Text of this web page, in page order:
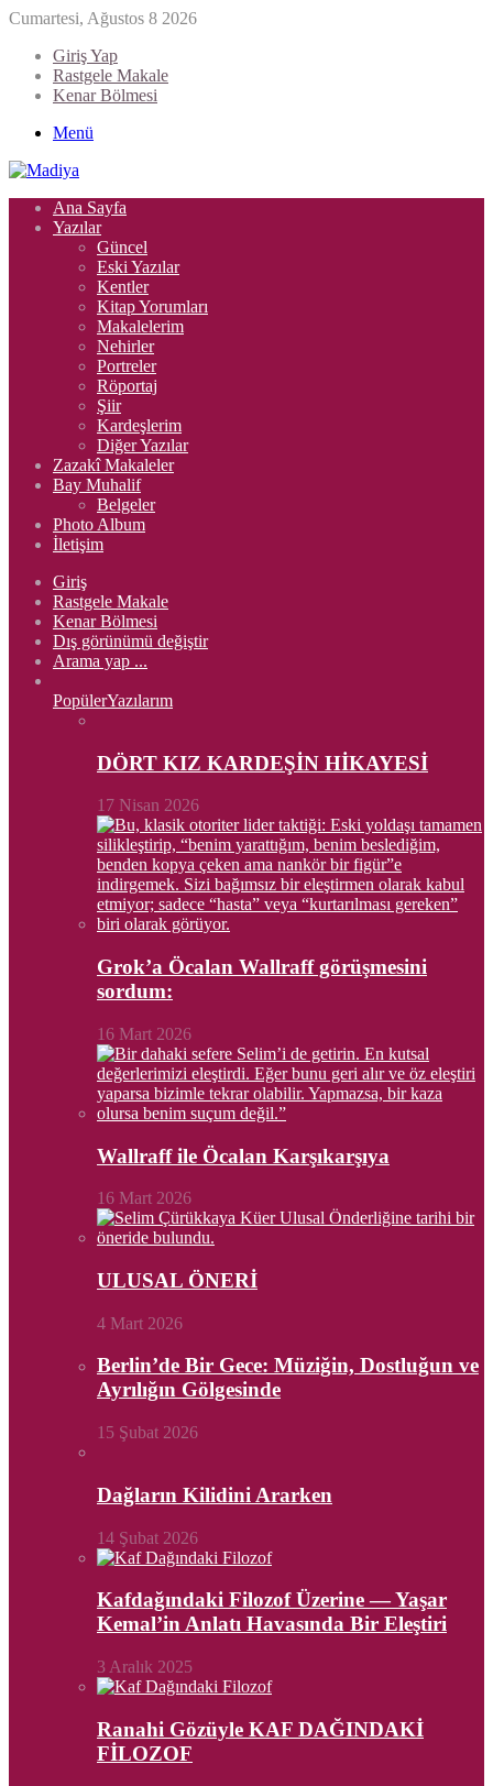
Cumartesi, Ağustos 8 2026
Giriş Yap
Rastgele Makale
Kenar Bölmesi
Menü
Ana Sayfa
Yazılar
Güncel
Eski Yazılar
Kentler
Kitap Yorumları
Makalelerim
Nehirler
Portreler
Röportaj
Şiir
Kardeşlerim
Diğer Yazılar
Zazakî Makaleler
Bay Muhalif
Belgeler
Photo Album
İletişim
Giriş
Rastgele Makale
Kenar Bölmesi
Dış görünümü değiştir
Arama yap ...
PopülerYazılarım
DÖRT KIZ KARDEŞİN HİKAYESİ
17 Nisan 2026
Grok’a Öcalan Wallraff görüşmesini
sordum:
16 Mart 2026
Wallraff ile Öcalan Karşıkarşıya
16 Mart 2026
ULUSAL ÖNERİ
4 Mart 2026
Berlin’de Bir Gece: Müziğin, Dostluğun ve
Ayrılığın Gölgesinde
15 Şubat 2026
Dağların Kilidini Ararken
14 Şubat 2026
Kafdağındaki Filozof Üzerine — Yaşar
Kemal’in Anlatı Havasında Bir Eleştiri
3 Aralık 2025
Ranahi Gözüyle KAF DAĞINDAKİ
FİLOZOF